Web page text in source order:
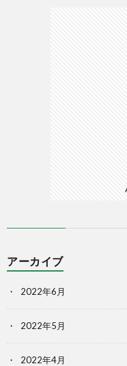
アーカイブ
2022年6月
2022年5月
2022年4月